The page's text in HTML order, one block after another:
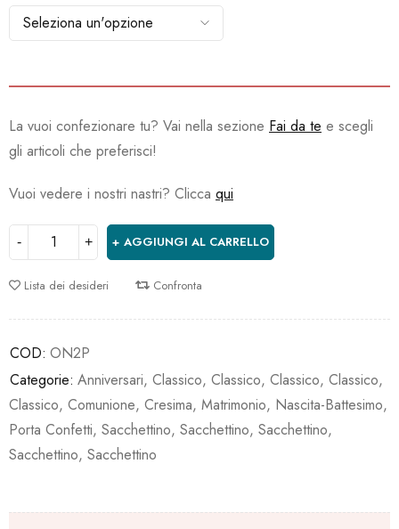
La vuoi confezionare tu? Vai nella sezione Fai da te e scegli
gli articoli che preferisci!
Vuoi vedere i nostri nastri? Clicca qui
AGGIUNGI AL CARRELLO
Lista dei desideri Confronta
COD: ON2P
Categorie: Anniversari, Classico, Classico, Classico, Classico,
Classico, Comunione, Cresima, Matrimonio, Nascita-Battesimo,
Porta Confetti, Sacchettino, Sacchettino, Sacchettino,
Sacchettino, Sacchettino